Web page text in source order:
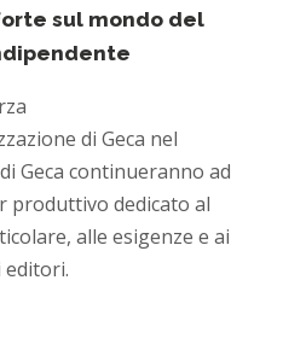
sul mondo del
di Geca nel
Geca continueranno ad
produttivo dedicato al
alle esigenze e ai
editori.